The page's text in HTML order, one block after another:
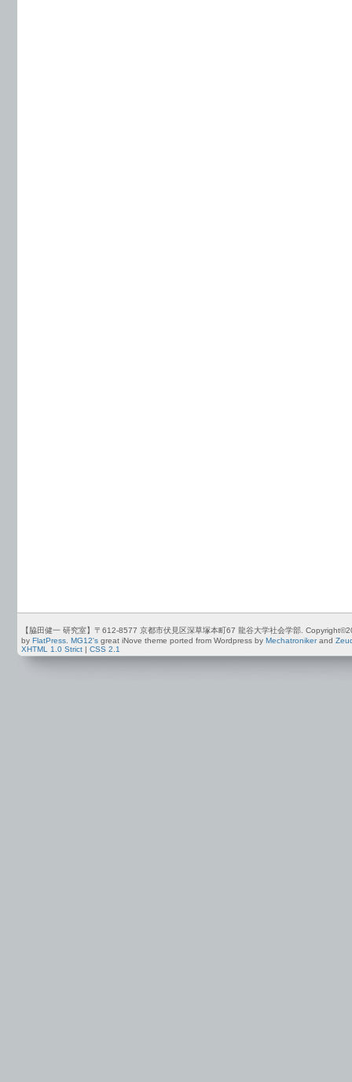
【脇田健一 研究室】〒612-8577 京都市伏見区深草塚本町67 龍谷大学社会学部.
by FlatPress. MG12's great iNove theme ported from Wordpress by Mechatronikerand
XHTML 1.0 Strict
CSS 2.1